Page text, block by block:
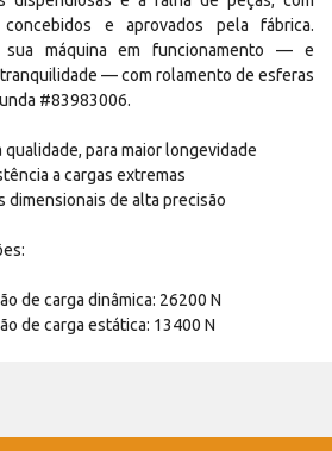
concebidos e aprovados pela fábrica.
sua máquina em funcionamento — e
— com rolamento de esferas
#83983006.
qualidade, para maior longevidade
a cargas extremas
dimensionais de alta precisão
de carga dinâmica: 26200 N
de carga estática: 13400 N